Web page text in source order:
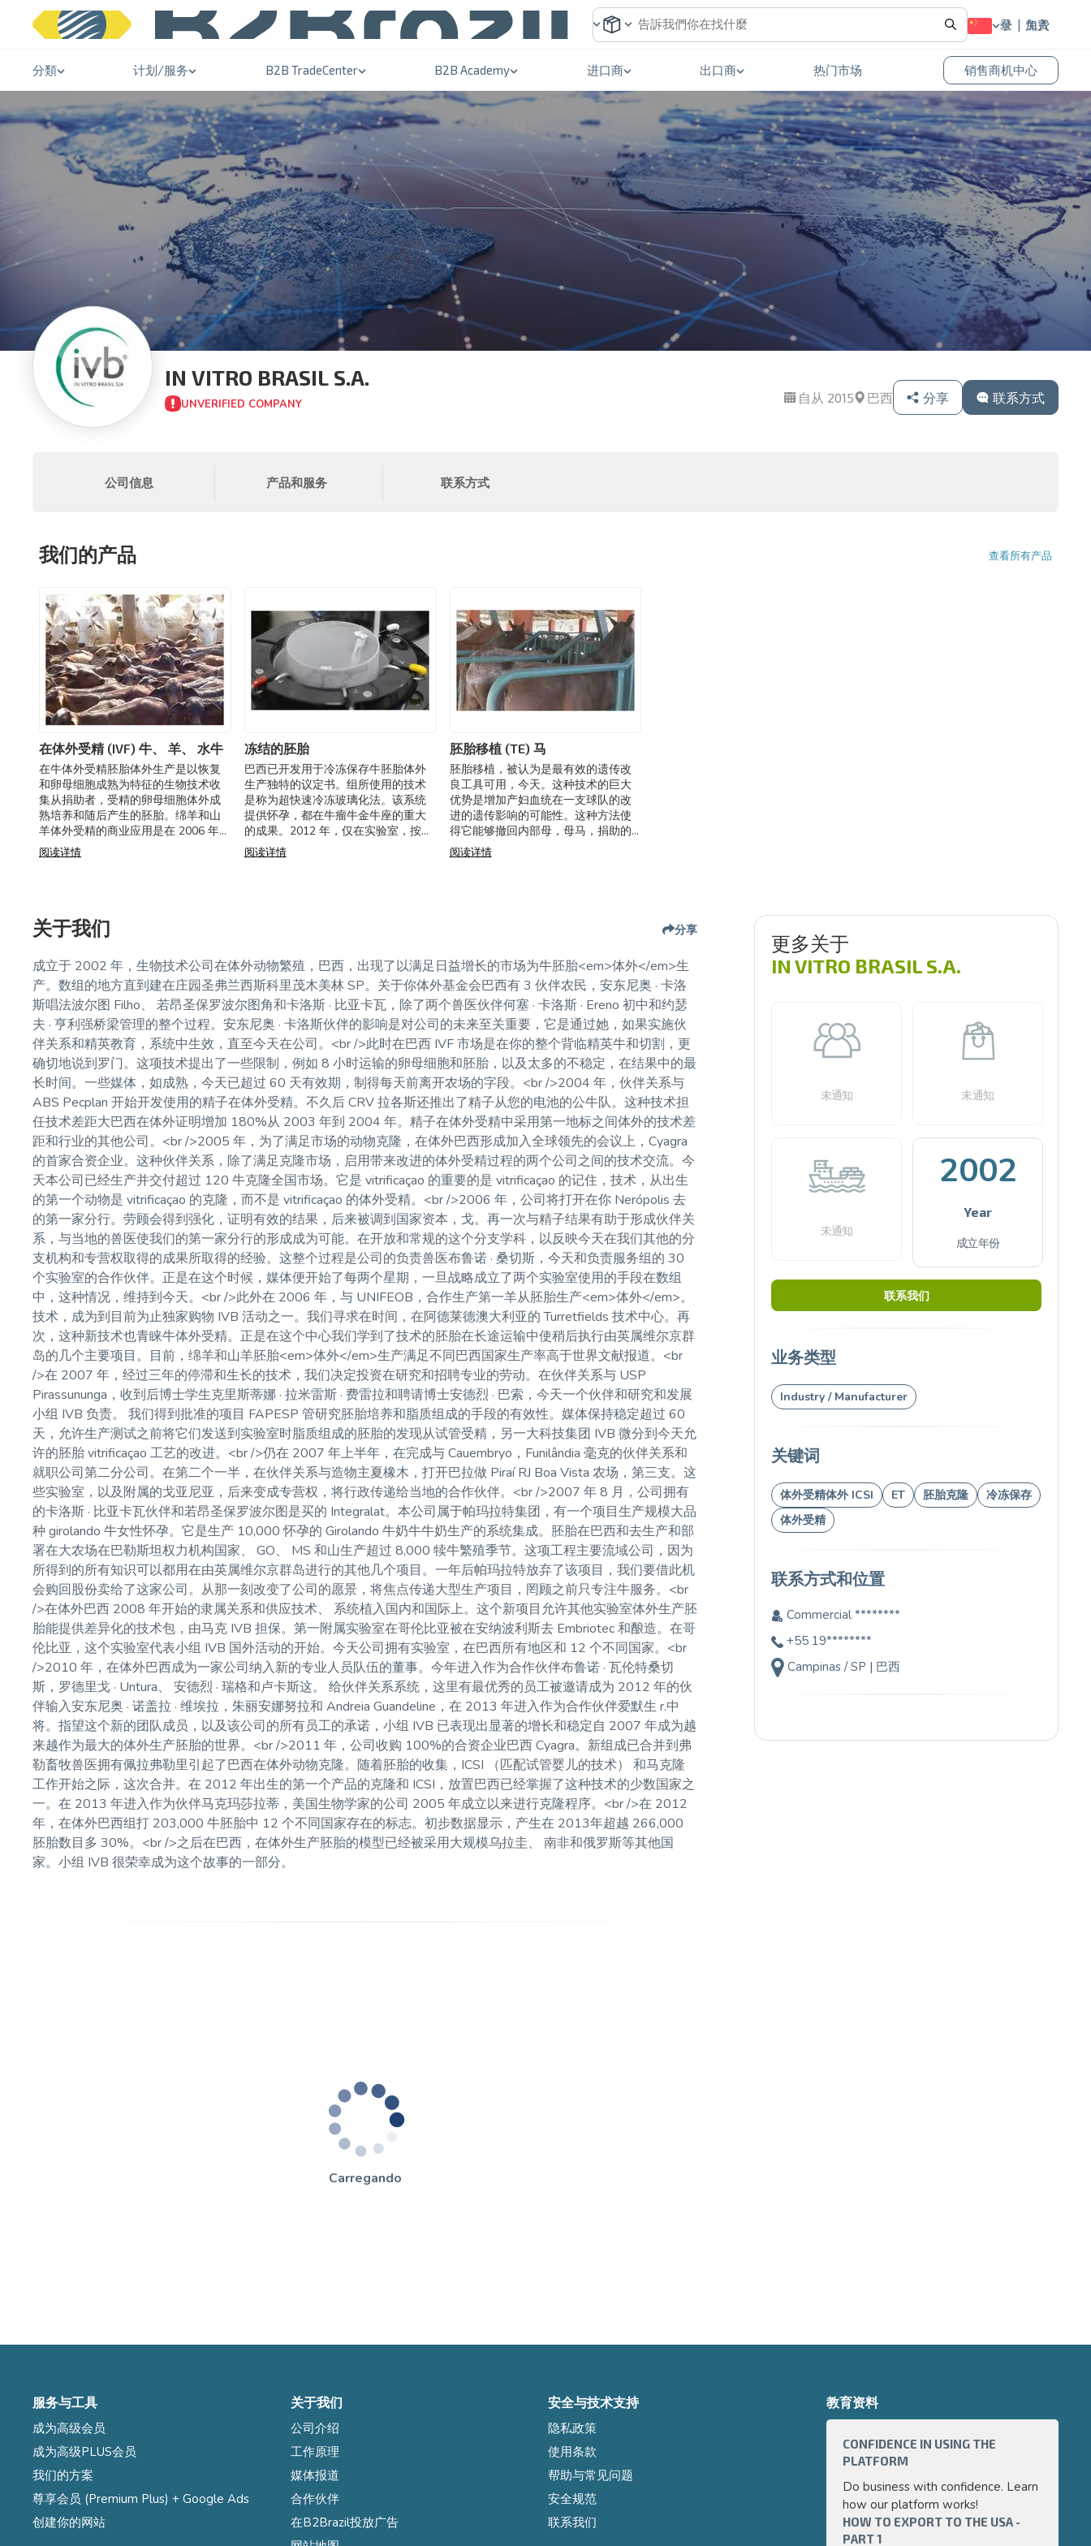
登录 免费加入
分類 计划/服务 B2B TradeCenter B2B Academy 进口商 出口商 热门市场 销售商机中心
IN VITRO BRASIL S.A.
UNVERIFIED COMPANY 自从 2015 巴西 分享 联系方式
公司信息 产品和服务 联系方式
我们的产品 查看所有产品
在体外受精 (IVF) 牛、 羊、 水牛
在牛体外受精胚胎体外生产是以恢复
和卵母细胞成熟为特征的生物技术收
集从捐助者，受精的卵母细胞体外成
熟培养和随后产生的胚胎。绵羊和山
羊体外受精的商业应用是在 2006 年，
与成功，证明的结果由体外巴西发起
的。水牛体外受精技术的商业应用有
阅读详情
冻结的胚胎
巴西已开发用于冷冻保存牛胚胎体外
生产独特的议定书。组所使用的技术
是称为超快速冷冻玻璃化法。该系统
提供怀孕，都在牛瘤牛金牛座的重大
的成果。2012 年，仅在实验室，按照
德茂木美林，SP，3374 解冻胚胎被转
移，平均为 46.9%妊娠率。请参
阅读详情
胚胎移植 (TE) 马
胚胎移植，被认为是最有效的遗传改
良工具可用，今天。这种技术的巨大
优势是增加产妇血统在一支球队的改
进的遗传影响的可能性。这种方法使
得它能够撤回内部母，母马，捐助的
子宫内基因完整胚胎和转移到另一匹
母马，子宫的调谐器，是畜牧业的利
阅读详情
关于我们 分享
成立于 2002 年，生物技术公司在体外动物繁殖，巴西，出现了以满足日益增长的市场为牛胚胎<em>体外</em>生
产。数组的地方直到建在庄园圣弗兰西斯科里茂木美林 SP。关于你体外基金会巴西有 3 伙伴农民，安东尼奥 · 卡洛
斯唱法波尔图 Filho、 若昂圣保罗波尔图角和卡洛斯 · 比亚卡瓦，除了两个兽医伙伴何塞 · 卡洛斯 · Ereno 初中和约瑟
夫 · 亨利强桥梁管理的整个过程。安东尼奥 · 卡洛斯伙伴的影响是对公司的未来至关重要，它是通过她，如果实施伙
伴关系和精英教育，系统中生效，直至今天在公司。<br />此时在巴西 IVF 市场是在你的整个背临精英牛和切割，更
确切地说到罗门。这项技术提出了一些限制，例如 8 小时运输的卵母细胞和胚胎，以及太多的不稳定，在结果中的最
长时间。一些媒体，如成熟，今天已超过 60 天有效期，制得每天前离开农场的字段。<br />2004 年，伙伴关系与
ABS Pecplan 开始开发使用的精子在体外受精。不久后 CRV 拉各斯还推出了精子从您的电池的公牛队。这种技术担
任技术差距大巴西在体外证明增加 180%从 2003 年到 2004 年。精子在体外受精中采用第一地标之间体外的技术差
距和行业的其他公司。<br />2005 年，为了满足市场的动物克隆，在体外巴西形成加入全球领先的会议上，Cyagra
的首家合资企业。这种伙伴关系，除了满足克隆市场，启用带来改进的体外受精过程的两个公司之间的技术交流。今
天本公司已经生产并交付超过 120 牛克隆全国市场。它是 vitrificaçao 的重要的是 vitrificaçao 的记住，技术，从出生
的第一个动物是 vitrificaçao 的克隆，而不是 vitrificaçao 的体外受精。<br />2006 年，公司将打开在你 Nerópolis 去
的第一家分行。劳顾会得到强化，证明有效的结果，后来被调到国家资本，戈。再一次与精子结果有助于形成伙伴关
系，与当地的兽医使我们的第一家分行的形成成为可能。在开放和常规的这个分支学科，以反映今天在我们其他的分
支机构和专营权取得的成果所取得的经验。这整个过程是公司的负责兽医布鲁诺 · 桑切斯，今天和负责服务组的 30
个实验室的合作伙伴。正是在这个时候，媒体便开始了每两个星期，一旦战略成立了两个实验室使用的手段在数组
中，这种情况，维持到今天。<br />此外在 2006 年，与 UNIFEOB，合作生产第一羊从胚胎生产<em>体外</em>。
技术，成为到目前为止独家购物 IVB 活动之一。我们寻求在时间，在阿德莱德澳大利亚的 Turretfields 技术中心。再
次，这种新技术也青睐牛体外受精。正是在这个中心我们学到了技术的胚胎在长途运输中使稍后执行由英属维尔京群
岛的几个主要项目。目前，绵羊和山羊胚胎<em>体外</em>生产满足不同巴西国家生产率高于世界文献报道。<br
/>在 2007 年，经过三年的停滞和生长的技术，我们决定投资在研究和招聘专业的劳动。在伙伴关系与 USP
Pirassununga，收到后博士学生克里斯蒂娜 · 拉米雷斯 · 费雷拉和聘请博士安德烈 · 巴索，今天一个伙伴和研究和发展
小组 IVB 负责。 我们得到批准的项目 FAPESP 管研究胚胎培养和脂质组成的手段的有效性。媒体保持稳定超过 60
天，允许生产测试之前将它们发送到实验室时脂质组成的胚胎的发现从试管受精，另一大科技集团 IVB 微分到今天允
许的胚胎 vitrificaçao 工艺的改进。<br />仍在 2007 年上半年，在完成与 Cauembryo，Funilândia 毫克的伙伴关系和
就职公司第二分公司。在第二个一半，在伙伴关系与造物主夏橡木，打开巴拉做 Piraí RJ Boa Vista 农场，第三支。这
些实验室，以及附属的戈亚尼亚，后来变成专营权，将行政传递给当地的合作伙伴。<br />2007 年 8 月，公司拥有
的卡洛斯 · 比亚卡瓦伙伴和若昂圣保罗波尔图是买的 Integralat。本公司属于帕玛拉特集团，有一个项目生产规模大品
种 girolando 牛女性怀孕。它是生产 10,000 怀孕的 Girolando 牛奶牛牛奶生产的系统集成。胚胎在巴西和去生产和部
署在大农场在巴勒斯坦权力机构国家、 GO、 MS 和山生产超过 8,000 犊牛繁殖季节。这项工程主要流域公司，因为
所得到的所有知识可以都用在由英属维尔京群岛进行的其他几个项目。一年后帕玛拉特放弃了该项目，我们要借此机
会购回股份卖给了这家公司。从那一刻改变了公司的愿景，将焦点传递大型生产项目，罔顾之前只专注牛服务。<br
/>在体外巴西 2008 年开始的隶属关系和供应技术、 系统植入国内和国际上。这个新项目允许其他实验室体外生产胚
胎能提供差异化的技术包，由马克 IVB 担保。第一附属实验室在哥伦比亚被在安纳波利斯去 Embriotec 和酿造。在哥
伦比亚，这个实验室代表小组 IVB 国外活动的开始。今天公司拥有实验室，在巴西所有地区和 12 个不同国家。<br
/>2010 年，在体外巴西成为一家公司纳入新的专业人员队伍的董事。今年进入作为合作伙伴布鲁诺 · 瓦伦特桑切
斯，罗德里戈 · Untura、 安德烈 · 瑞格和卢卡斯这。 给伙伴关系系统，这里有最优秀的员工被邀请成为 2012 年的伙
伴输入安东尼奥 · 诺盖拉 · 维埃拉，朱丽安娜努拉和 Andreia Guandeline，在 2013 年进入作为合作伙伴爱默生 r.中
将。指望这个新的团队成员，以及该公司的所有员工的承诺，小组 IVB 已表现出显著的增长和稳定自 2007 年成为越
来越作为最大的体外生产胚胎的世界。<br />2011 年，公司收购 100%的合资企业巴西 Cyagra。新组成已合并到弗
勒畜牧兽医拥有佩拉弗勒里引起了巴西在体外动物克隆。随着胚胎的收集，ICSI （匹配试管婴儿的技术） 和马克隆
工作开始之际，这次合并。在 2012 年出生的第一个产品的克隆和 ICSI，放置巴西已经掌握了这种技术的少数国家之
一。在 2013 年进入作为伙伴马克玛莎拉蒂，美国生物学家的公司 2005 年成立以来进行克隆程序。<br />在 2012
年，在体外巴西组打 203,000 牛胚胎中 12 个不同国家存在的标志。初步数据显示，产生在 2013年超越 266,000
胚胎数目多 30%。<br />之后在巴西，在体外生产胚胎的模型已经被采用大规模乌拉圭、 南非和俄罗斯等其他国
家。小组 IVB 很荣幸成为这个故事的一部分。
Carregando
更多关于
IN VITRO BRASIL S.A.
未通知 未通知
未通知
2002
Year
成立年份
联系我们
业务类型
Industry / Manufacturer
关键词
体外受精体外 ICSI ET 胚胎克隆
冷冻保存
体外受精
联系方式和位置
Commercial ********
+55 19********
Campinas / SP | 巴西
服务与工具
成为高级会员
成为高级PLUS会员
我们的方案
尊享会员 (Premium Plus) + Google Ads
创建你的网站
关于我们
公司介绍
工作原理
媒体报道
合作伙伴
在B2Brazil投放广告
安全与技术支持
隐私政策
使用条款
帮助与常见问题
安全规范
联系我们
教育资料
CONFIDENCE IN USING THE
PLATFORM
Do business with confidence. Learn
how our platform works!
HOW TO EXPORT TO THE USA -
PART 1